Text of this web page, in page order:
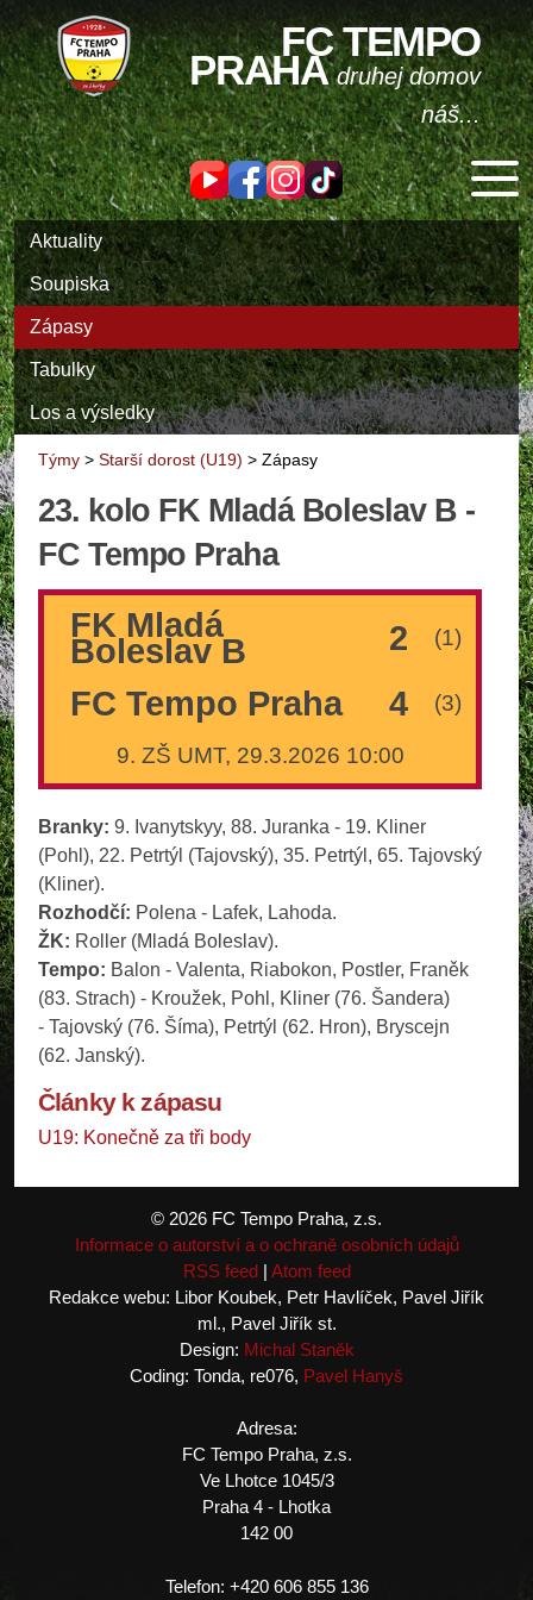
FC TEMPO
PRAHAdruhej domov
náš...
Aktuality
Soupiska
Zápasy
Tabulky
Los a výsledky
Týmy > Starší dorost (U19) > Zápasy
23. kolo FK Mladá Boleslav B -
FC Tempo Praha
FK Mladá
Boleslav B 2 (1)
FC Tempo Praha 4 (3)
9. ZŠ UMT, 29.3.2026 10:00
Branky: 9. Ivanytskyy, 88. Juranka - 19. Kliner
(Pohl), 22. Petrtýl (Tajovský), 35. Petrtýl, 65. Tajovský
(Kliner).
Rozhodčí: Polena - Lafek, Lahoda.
ŽK: Roller (Mladá Boleslav).
Tempo: Balon - Valenta, Riabokon, Postler, Franěk
(83. Strach) - Kroužek, Pohl, Kliner (76. Šandera)
- Tajovský (76. Šíma), Petrtýl (62. Hron), Bryscejn
(62. Janský).
Články k zápasu
U19: Konečně za tři body
© 2026 FC Tempo Praha, z.s.
Informace o autorství a o ochraně osobních údajů
RSS feed| Atom feed
Redakce webu: Libor Koubek, Petr Havlíček, Pavel Jiřík
ml., Pavel Jiřík st.
Design: Michal Staněk
Coding: Tonda, re076, Pavel Hanyš
Adresa:
FC Tempo Praha, z.s.
Ve Lhotce 1045/3
Praha 4 - Lhotka
142 00
Telefon: +420 606 855 136